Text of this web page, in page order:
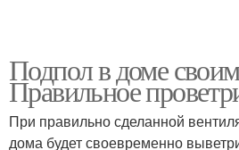
Подпол в доме
Правильное
При правильно сделанной
дома будет своевременно